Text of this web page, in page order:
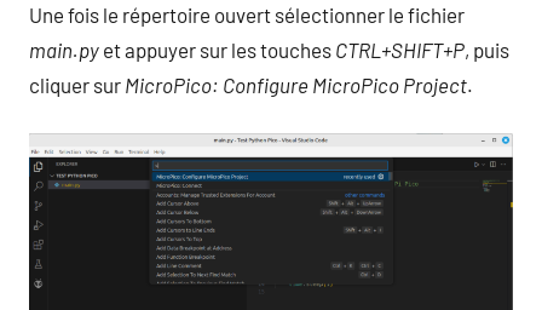
Une fois le répertoire ouvert sélectionner le fichier
main.py et appuyer sur les touches CTRL+SHIFT+P, puis
cliquer sur MicroPico: Configure MicroPico Project.